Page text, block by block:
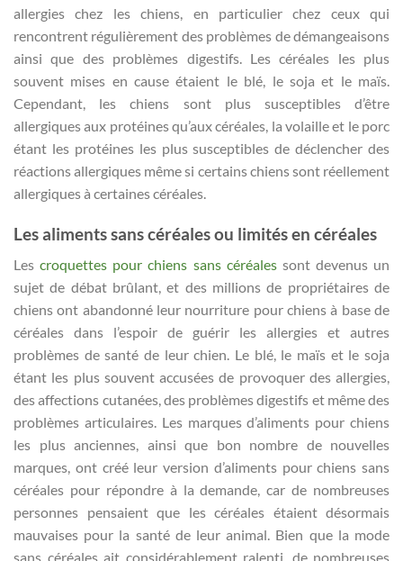
allergies chez les chiens, en particulier chez ceux qui
rencontrent régulièrement des problèmes de démangeaisons
ainsi que des problèmes digestifs. Les céréales les plus
souvent mises en cause étaient le blé, le soja et le maïs.
Cependant, les chiens sont plus susceptibles d’être
allergiques aux protéines qu’aux céréales, la volaille et le porc
étant les protéines les plus susceptibles de déclencher des
réactions allergiques même si certains chiens sont réellement
allergiques à certaines céréales.
Les aliments sans céréales ou limités en céréales
Lescroquettes pour chiens sans céréalessont devenus un
sujet de débat brûlant, et des millions de propriétaires de
chiens ont abandonné leur nourriture pour chiens à base de
céréales dans l’espoir de guérir les allergies et autres
problèmes de santé de leur chien. Le blé, le maïs et le soja
étant les plus souvent accusées de provoquer des allergies,
des affections cutanées, des problèmes digestifs et même des
problèmes articulaires. Les marques d’aliments pour chiens
les plus anciennes, ainsi que bon nombre de nouvelles
marques, ont créé leur version d’aliments pour chiens sans
céréales pour répondre à la demande, car de nombreuses
personnes pensaient que les céréales étaient désormais
mauvaises pour la santé de leur animal. Bien que la mode
sans céréales ait considérablement ralenti, de nombreuses